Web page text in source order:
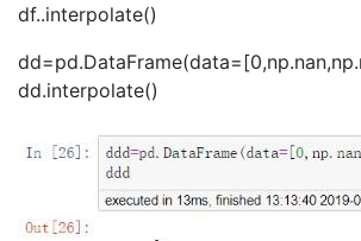
df..interpolate()
dd.interpolate()